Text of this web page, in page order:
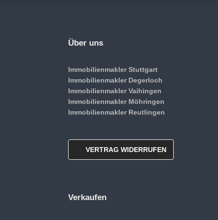
Über uns
Immobilienmakler Stuttgart
Immobilienmakler Degerloch
Immobilienmakler Vaihingen
Immobilienmakler Möhringen
Immobilienmakler Reutlingen
VERTRAG WIDERRUFEN
Verkaufen